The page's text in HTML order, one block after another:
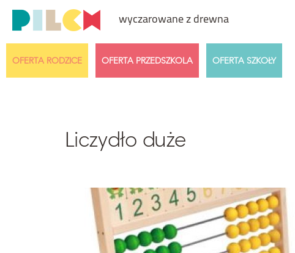
wyczarowane z drewna
Przedział cenowy Wiek dziecka
OFERTA RODZICE OFERTA PRZEDSZKOLA OFERTA SZKOŁY
Liczydło duże